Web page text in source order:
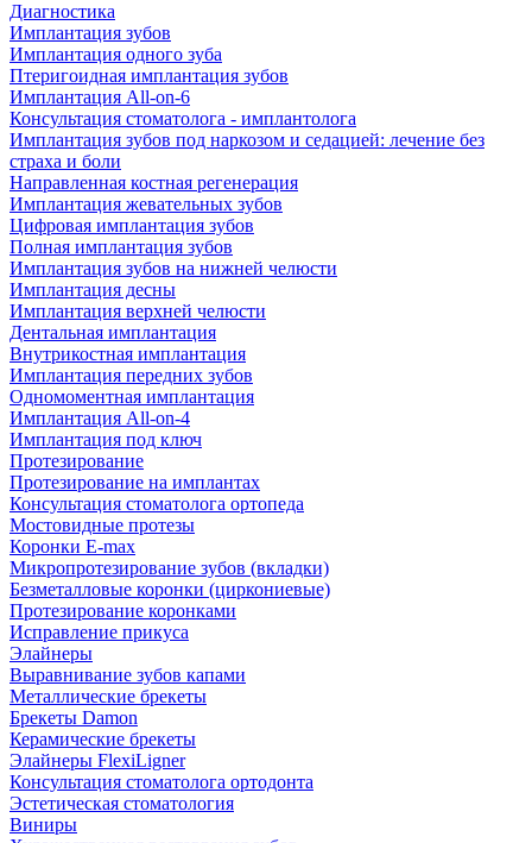
Диагностика
Имплантация зубов
Имплантация одного зуба
Птеригоидная имплантация зубов
Имплантация All-on-6
Консультация стоматолога - имплантолога
Имплантация зубов под наркозом и седацией: лечение без
страха и боли
Направленная костная регенерация
Имплантация жевательных зубов
Цифровая имплантация зубов
Полная имплантация зубов
Имплантация зубов на нижней челюсти
Имплантация десны
Имплантация верхней челюсти
Дентальная имплантация
Внутрикостная имплантация
Имплантация передних зубов
Одномоментная имплантация
Имплантация All-on-4
Имплантация под ключ
Протезирование
Протезирование на имплантах
Консультация стоматолога ортопеда
Мостовидные протезы
Коронки E-max
Микропротезирование зубов (вкладки)
Безметалловые коронки (циркониевые)
Протезирование коронками
Исправление прикуса
Элайнеры
Выравнивание зубов капами
Металлические брекеты
Брекеты Damon
Керамические брекеты
Элайнеры FlexiLigner
Консультация стоматолога ортодонта
Эстетическая стоматология
Виниры